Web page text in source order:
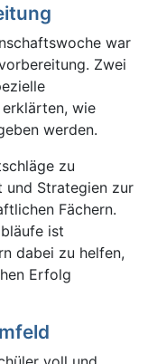
war
Zwei
wie
werden.
zu
und Strategien zur
Fächern.
ist
dabei zu helfen,
Erfolg